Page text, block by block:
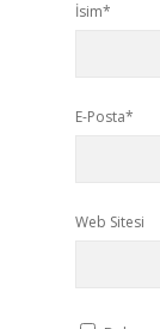
İsim*
E-Posta*
Web Sitesi